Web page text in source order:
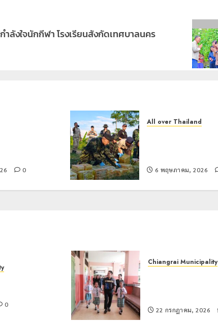
ำลังใจนักกีฬา โรงเรียนสังกัดเทศบาลนคร
0
All over Thailand
6 พฤษภาคม, 2026
0
Chiangrai Municipality
22 กรกฎาคม, 2026